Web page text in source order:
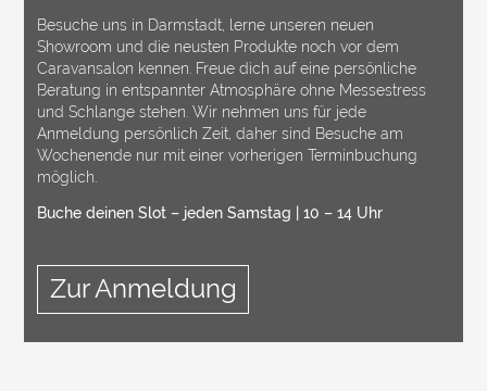
20. – 23.08.2026
​​​​​​​Stadt aus Eisen
Zur Anmeldung